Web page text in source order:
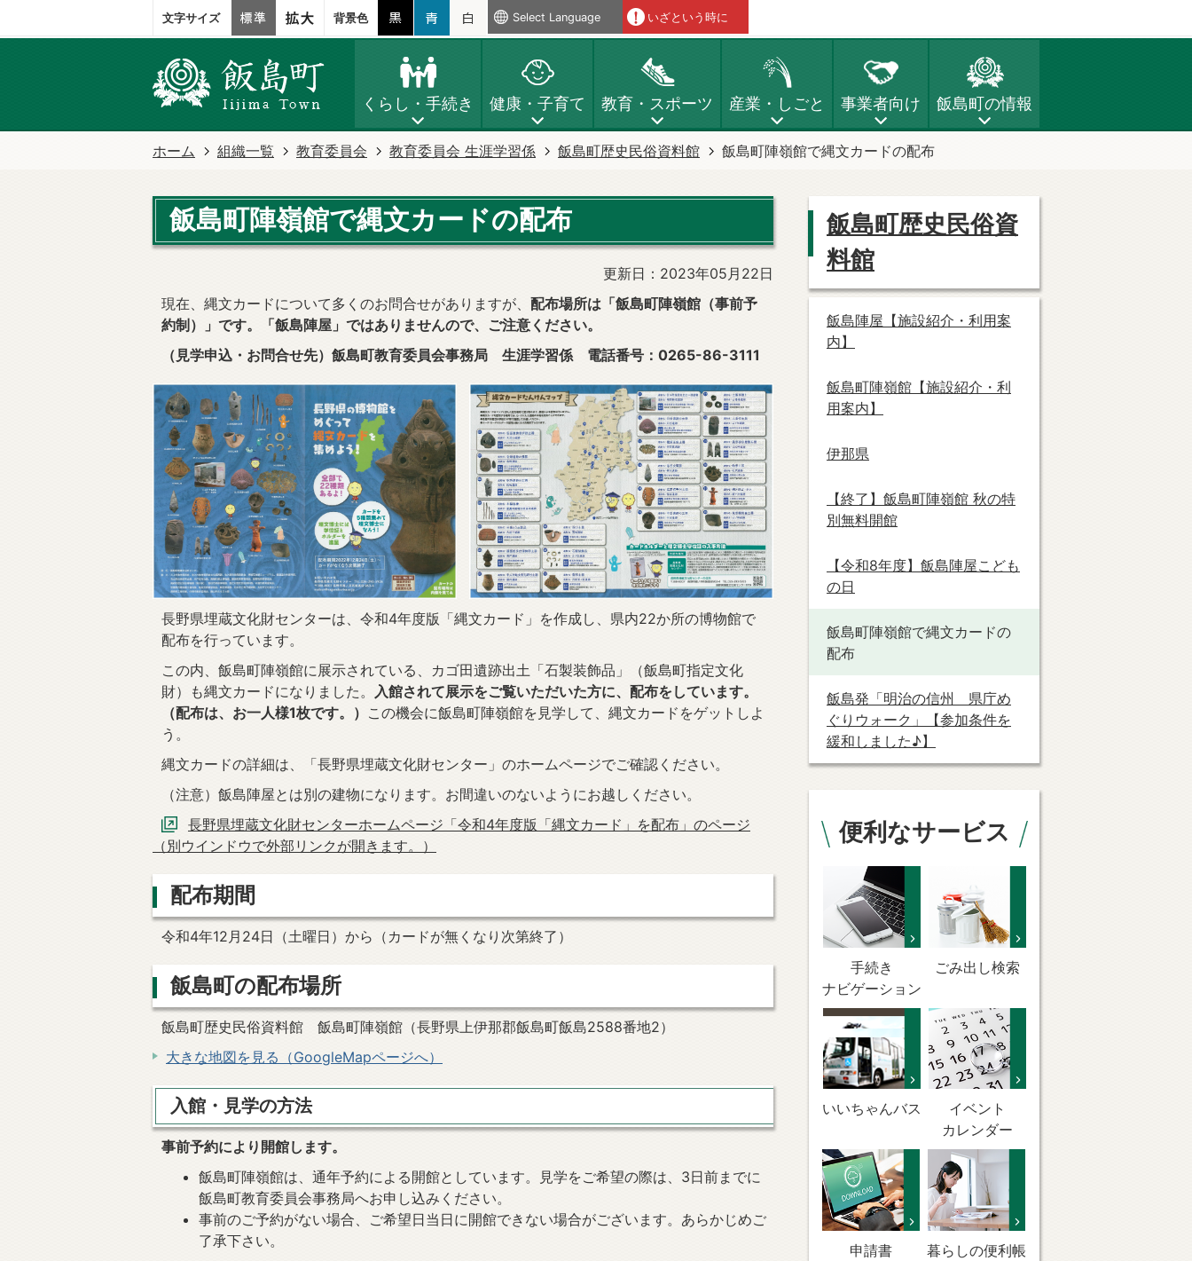
文字サイズ 背景色 Select Language いざという時に
くらし・手続き 健康・子育て 教育・スポーツ 産業・しごと 事業者向け 飯島町の情報
ホーム 組織一覧 教育委員会 教育委員会 生涯学習係 飯島町歴史民俗資料館 飯島町陣嶺館で縄文カードの配布
飯島町陣嶺館で縄文カードの配布
更新日：2023年05月22日
現在、縄文カードについて多くのお問合せがありますが、 配布場所は「飯島町陣嶺館（事前予
約制）」です。「飯島陣屋」ではありませんので、ご注意ください。
（見学申込・お問合せ先）飯島町教育委員会事務局 生涯学習係 電話番号：0265-86-3111
長野県埋蔵文化財センターは、令和4年度版「縄文カード」を作成し、県内22か所の博物館で
配布を行っています。
この内、飯島町陣嶺館に展示されている、カゴ田遺跡出土「石製装飾品」（飯島町指定文化
財）も縄文カードになりました。
入館されて展示をご覧いただいた方に、配布をしています。
（配布は、お一人様1枚です。） この機会に飯島町陣嶺館を見学して、縄文カードをゲットしよ
う。
縄文カードの詳細は、「長野県埋蔵文化財センター」のホームページでご確認ください。
（注意）飯島陣屋とは別の建物になります。お間違いのないようにお越しください。
長野県埋蔵文化財センターホームページ「令和4年度版「縄文カード」を配布」のページ
（別ウインドウで外部リンクが開きます。）
配布期間
令和4年12月24日（土曜日）から（カードが無くなり次第終了）
飯島町の配布場所
飯島町歴史民俗資料館 飯島町陣嶺館（長野県上伊那郡飯島町飯島2588番地2）
大きな地図を見る（GoogleMapページへ）
入館・見学の方法
事前予約により開館します。
飯島町陣嶺館は、通年予約による開館としています。見学をご希望の際は、3日前までに
飯島町教育委員会事務局へお申し込みください。
事前のご予約がない場合、ご希望日当日に開館できない場合がございます。あらかじめご
了承下さい。
飯島町歴史民俗資
料館
飯島陣屋【施設紹介・利用案
内】
飯島町陣嶺館【施設紹介・利
用案内】
伊那県
【終了】飯島町陣嶺館 秋の特
別無料開館
【令和8年度】飯島陣屋こども
の日
飯島町陣嶺館で縄文カードの
配布
飯島発「明治の信州 県庁め
ぐりウォーク」【参加条件を
緩和しました♪】
便利なサービス
手続き
ナビゲーション
ごみ出し検索
いいちゃんバス
イベント
カレンダー
申請書
暮らしの便利帳